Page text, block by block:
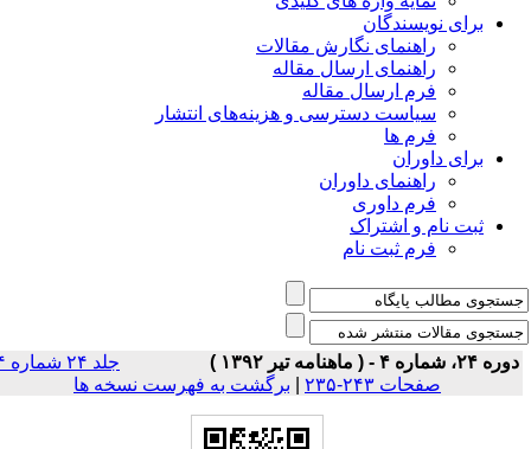
برای نویسندگان
راهنمای نگارش مقالات
راهنمای ارسال مقاله
فرم ارسال مقاله
سیاست دسترسی و هزینه‌های انتشار
فرم ها
برای داوران
راهنمای داوران
فرم داوری
ثبت نام و اشتراک
فرم ثبت نام
شماره ۴ - ( ماهنامه تیر ۱۳۹۲ )
جلد ۲۴ شماره ۴
صفحات ۲۴۳-۲۳۵
| برگشت به فهرست نسخه ها